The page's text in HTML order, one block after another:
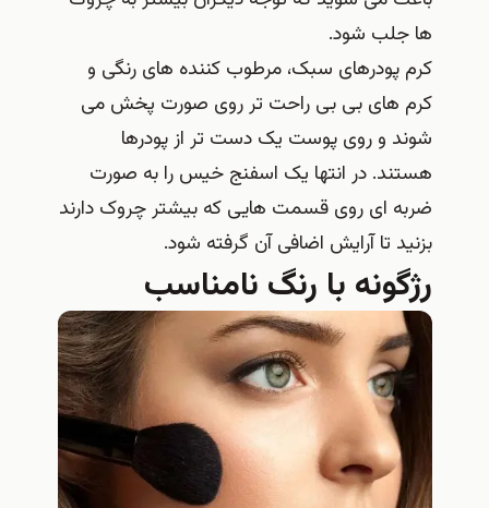
ها جلب شود.
کرم پودرهای سبک، مرطوب کننده های رنگی و
کرم های بی بی راحت تر روی صورت پخش می
شوند و روی پوست یک دست تر از پودرها
هستند. در انتها یک اسفنج خیس را به صورت
ضربه ای روی قسمت هایی که بیشتر چروک دارند
بزنید تا آرایش اضافی آن گرفته شود.
رژگونه با رنگ نامناسب